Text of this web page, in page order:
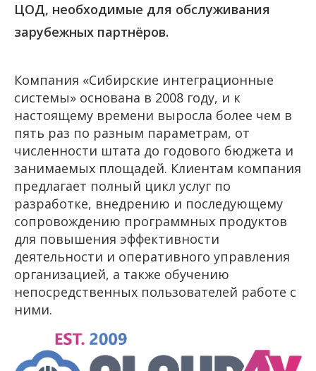
ЦОД, необходимые для обслуживания
зарубежных партнёров.
Компания «Сибирские интеграционные
системы» основана в 2008 году, и к
настоящему времени выросла более чем в
пять раз по разным параметрам, от
численности штата до годового бюджета и
занимаемых площадей. Клиентам компания
предлагает полный цикл услуг по
разработке, внедрению и последующему
сопровождению программных продуктов
для повышения эффективности
деятельности и оперативного управления
организацией, а также обучению
непосредственных пользователей работе с
ними.